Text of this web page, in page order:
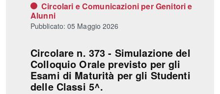
Circolari e Comunicazioni per Genitori e
Alunni
Pubblicato: 05 Maggio 2026
Circolare n. 373 - Simulazione del
Colloquio Orale previsto per gli
Esami di Maturità per gli Studenti
delle Classi 5^.